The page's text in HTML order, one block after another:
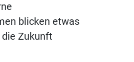
blicken etwas
Zukunft